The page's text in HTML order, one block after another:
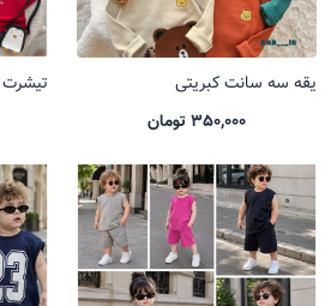
یقه سه سانت کبریتی
350,000 تومان
تیشرت SMILE